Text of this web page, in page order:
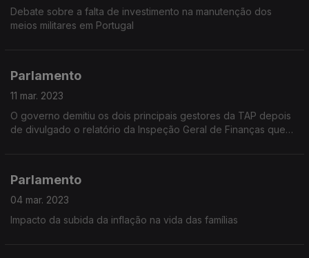
Debate sobre a falta de investimento na manutenção dos
meios militares em Portugal
Parlamento
11 mar. 2023
O governo demitiu os dois principais gestores da TAP depois
de divulgado o relatório da Inspeção Geral de Finanças que
Parlamento
04 mar. 2023
Impacto da subida da inflação na vida das famílias